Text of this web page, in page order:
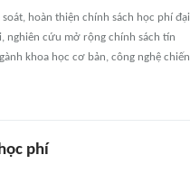
hoàn thiện chính sách học phí đại
cứu mở rộng chính sách tín
khoa học cơ bản, công nghệ chiến
phí